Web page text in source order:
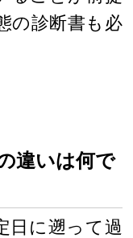
の診断書も必
違いは何で
日に遡って過